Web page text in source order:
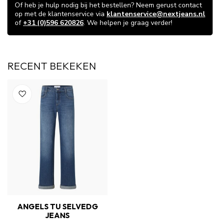
Of heb je hulp nodig bij het bestellen? Neem gerust contact
op met de klantenservice via klantenservice@nextjeans.nl
of +31 (0)596 620826. We helpen je graag verder!
RECENT BEKEKEN
ANGELS TU SELVEDG
JEANS